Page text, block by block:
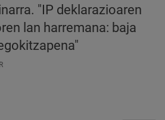
"IP deklarazioaren
lan harremana: baja